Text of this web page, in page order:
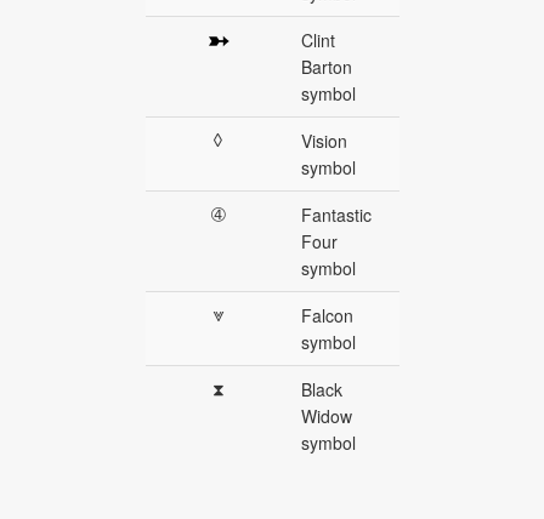
➳
Clint
Barton
symbol
◊
Vision
symbol
➃
Fantastic
Four
symbol
⩔
Falcon
symbol
⧗
Black
Widow
symbol